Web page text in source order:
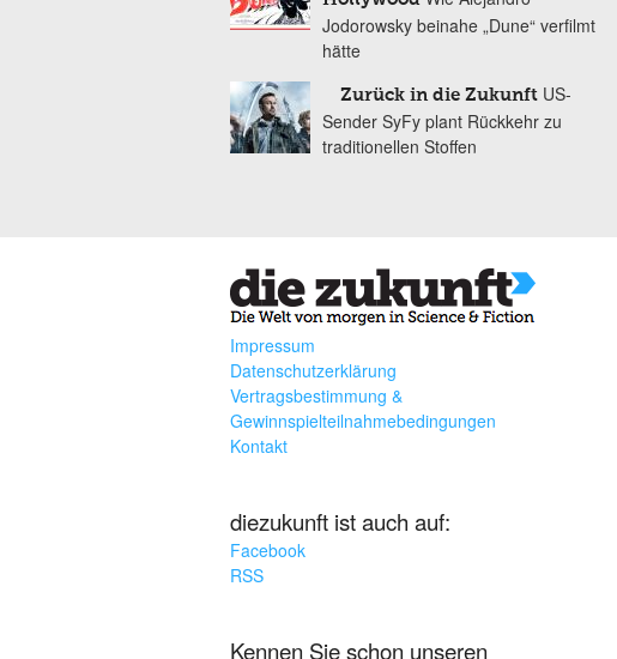
Jodorowsky beinahe „Dune“ verfilmt
hätte
Zurück in die Zukunft US-
Sender SyFy plant Rückkehr zu
traditionellen Stoffen
Impressum
Datenschutzerklärung
Vertragsbestimmung &
Gewinnspielteilnahmebedingungen
Kontakt
diezukunft ist auch auf:
Facebook
RSS
Kennen Sie schon unseren